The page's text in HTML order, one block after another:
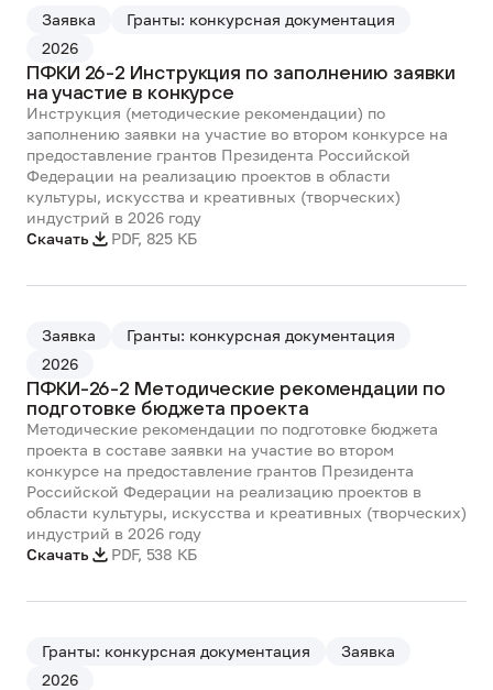
Заявка
Гранты: конкурсная документация
2026
ПФКИ 26-2 Инструкция по заполнению заявки
на участие в конкурсе
Инструкция (методические рекомендации) по
заполнению заявки на участие во втором конкурсе на
предоставление грантов Президента Российской
Федерации на реализацию проектов в области
культуры, искусства и креативных (творческих)
индустрий в 2026 году
Скачать
PDF, 825 КБ
Заявка
Гранты: конкурсная документация
2026
ПФКИ-26-2 Методические рекомендации по
подготовке бюджета проекта
Методические рекомендации по подготовке бюджета
проекта в составе заявки на участие во втором
конкурсе на предоставление грантов Президента
Российской Федерации на реализацию проектов в
области культуры, искусства и креативных (творческих)
индустрий в 2026 году
Скачать
PDF, 538 КБ
Гранты: конкурсная документация
Заявка
2026